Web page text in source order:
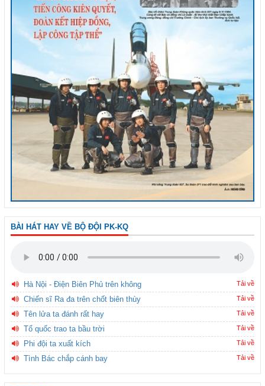
BÀI HÁT HAY VỀ BỘ ĐỘI PK-KQ
Hà Nội - Điện Biên Phủ trên không Tải về
Chiến sĩ Ra đa trên chốt biên thùy Tải về
Tên lửa ta đánh rất hay Tải về
Tổ quốc trao ta bầu trời Tải về
Phi đội ta xuất kích Tải về
Tình Bác chắp cánh bay Tải về